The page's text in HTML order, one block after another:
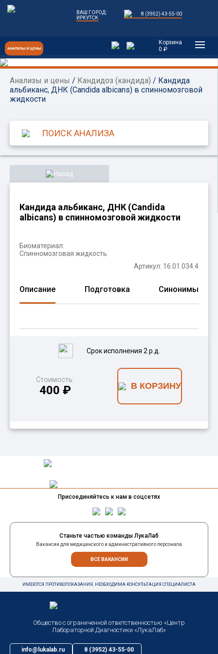
АНАЛИЗЫ И ЦЕНЫ
ВАШ ГОРОД:
ИРКУТСК
8 (3952) 43-55-00
Корзина
0 ₽
Анализы и цены / Кандидоз (кандида) / Кандида
альбиканс, ДНК (Candida albicans) в спинномозговой
жидкости
Назад
Кандида альбиканс, ДНК (Candida
albicans) в спинномозговой жидкости
Биоматериал:
Спинномозговая жидкость
Артикул: 16.01.034.4
Описание Подготовка Синонимы
Срок исполнения 2 р.д.
Стоимость:
400 ₽ В КОРЗИНУ
Присоединяйтесь к нам в соцсетях
Станьте частью команды ЛукаЛаб
Вакансии для медицинского и административного персонала
ВСЕ ВАКАНСИИ
ИМЕЮТСЯ ПРОТИВОПОКАЗАНИЯ. НЕОБХОДИМА КОНСУЛЬТАЦИЯ СПЕЦИАЛИСТА
Общество с ограниченной ответственностью «Центр
Лабораторной Диагностики «ЛукаЛаб»
info@lukalab.ru 8 (3952) 43-55-00